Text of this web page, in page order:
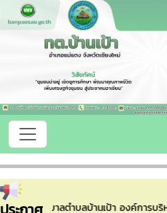
เข้าสู่เทศบาลตำบลบ้านเป้า องค์การบริ